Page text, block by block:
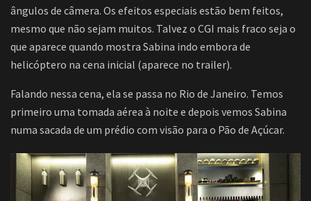
ângulos de câmera. Os efeitos especiais estão bem feitos,
mesmo que não sejam muitos. Talvez o CGI mais fraco seja o
que aparece quando mostra Sabina indo embora de
helicóptero na cena inicial (aparece no trailer).
Falando nessa cena, ela se passa no Rio de Janeiro. Temos
primeiro uma tomada aérea à noite e depois vemos Sabina
numa sacada de um prédio com visão para o Pão de Açúcar.